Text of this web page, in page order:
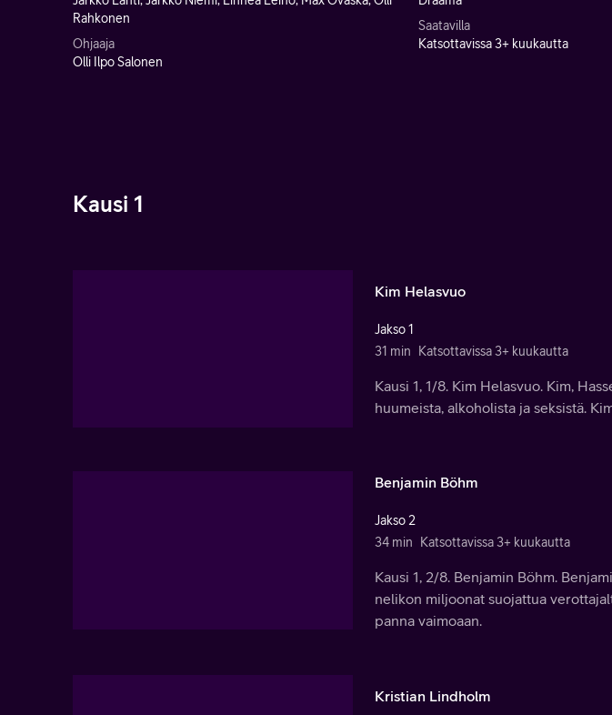
Rahkonen
Ohjaaja
Olli Ilpo Salonen
Saatavilla
Katsottavissa 3+ kuukautta
Kausi 1
Kim Helasvuo
Jakso 1
31 min
Katsottavissa 3+ kuukautta
Kausi 1, 1/8. Kim Helasvuo. Kim,
huumeista, alkoholista ja seksistä.
Benjamin Böhm
Jakso 2
34 min
Katsottavissa 3+ kuukautta
Kausi 1, 2/8. Benjamin Böhm.
nelikon miljoonat suojattua
panna vaimoaan.
Kristian Lindholm